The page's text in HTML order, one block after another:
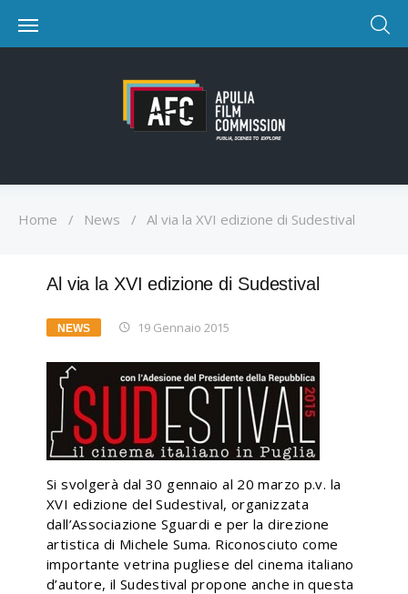
Home / News / Al via la XVI edizione di Sudestival
Al via la XVI edizione di Sudestival
NEWS 19 Gennaio 2015
Si svolgerà dal 30 gennaio al 20 marzo p.v. la
XVI edizione del Sudestival, organizzata
dall’Associazione Sguardi e per la direzione
artistica di Michele Suma. Riconosciuto come
importante vetrina pugliese del cinema italiano
d’autore, il Sudestival propone anche in questa